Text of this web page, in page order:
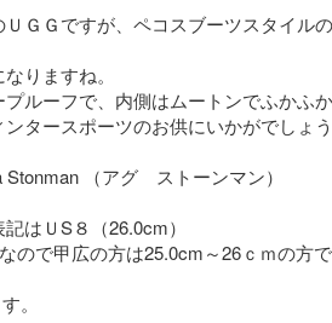
ＵＧＧですが、ペコスブーツスタイル
りますね。
ルーフで、内側はムートンでふかふか
タースポーツのお供にいかがでしょう
はＵS８（26.0cm）
ので甲広の方は25.0cm～26ｃｍの方